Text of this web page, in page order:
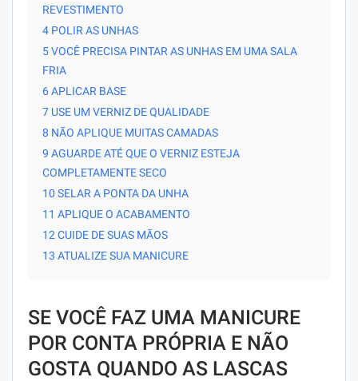
REVESTIMENTO
4 POLIR AS UNHAS
5 VOCÊ PRECISA PINTAR AS UNHAS EM UMA SALA
FRIA
6 APLICAR BASE
7 USE UM VERNIZ DE QUALIDADE
8 NÃO APLIQUE MUITAS CAMADAS
9 AGUARDE ATÉ QUE O VERNIZ ESTEJA
COMPLETAMENTE SECO
10 SELAR A PONTA DA UNHA
11 APLIQUE O ACABAMENTO
12 CUIDE DE SUAS MÃOS
13 ATUALIZE SUA MANICURE
SE VOCÊ FAZ UMA MANICURE
POR CONTA PRÓPRIA E NÃO
GOSTA QUANDO AS LASCAS